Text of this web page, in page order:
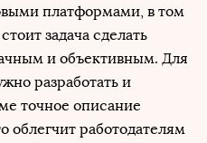
платформами, в том
задача сделать
и объективным. Для
разработать и
точное описание
облегчит работодателям